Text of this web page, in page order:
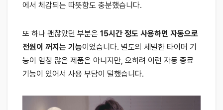
에서 체감되는 따뜻함도 충분했습니다.
또 하나 괜찮았던 부분은 15시간 정도 사용하면 자동으로
전원이 꺼지는 기능이었습니다. 별도의 세밀한 타이머 기
능이 엄청 많은 제품은 아니지만, 오히려 이런 자동 종료
기능이 있어서 사용 부담이 덜했습니다.